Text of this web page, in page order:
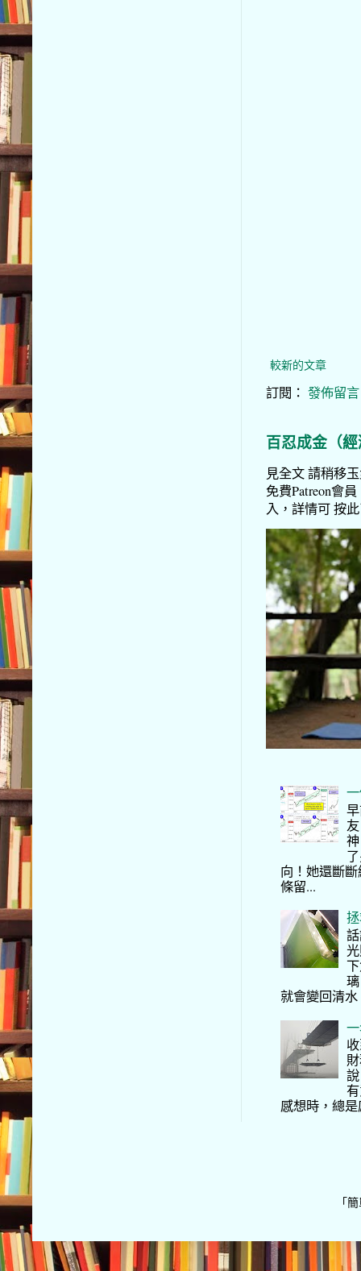
較新的文章
訂閱： 發佈留
百忍成金（
見全文 請稍移
免費Patreon會
入，詳情可 按
向！她還斷
條留...
就會變回清
感想時，總
「